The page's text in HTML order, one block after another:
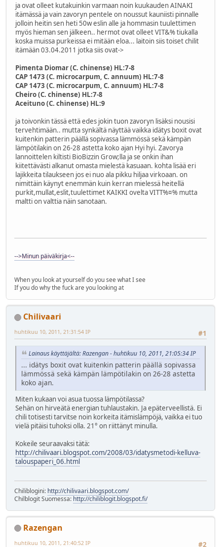
ja ovat olleet kutakuinkin varmaan noin kuukauden AINAKI
itämässä ja vain zavoryn pentele on noussut kauniisti pinnalle
jolloin heitin sen heti 50w eslin alle ja hommasin tuulettimen
myös hieman sen jälkeen.. hermot ovat olleet VIT&% tiukalla
koska muissa purkeissa ei mitään eloa... laitoin siis toiset chilit
itämään 03.04.2011 jotka siis ovat->
Pimenta Diomar (C. chinense) HL:7-8
CAP 1473 (C. microcarpum, C. annuum) HL:7-8
CAP 1473 (C. microcarpum, C. annuum) HL:7-8
Cheiro (C. chinense) HL:7-8
Aceituno (C. chinense) HL:9
ja toivonkin tässä että edes jokin tuon zavoryn lisäksi nousisi
tervehtimään.. mutta synkältä näyttää vaikka idätys boxit ovat
kuitenkin patterin päällä sopivassa lämmössä sekä kämpän
lämpötilakin on 26-28 astetta koko ajan Hyi hyi. Zavorya
lannoittelen kiltisti BioBizzin Grow;lla ja se onkin ihan
kiitettävästi alkanut omasta mielestä kasuaan. kohta lisää eri
lajikkeita tilaukseen jos ei nuo ala pikku hiljaa virkoaan. on
nimittäin käynyt enemmän kuin kerran mielessä heitellä
purkit,mullat,eslit,tuulettimet KAIKKI ovelta VITT%¤% mutta
maltti on valttia näin sanotaan.
-->Minun päiväkirja<--
When you look at yourself do you see what I see
If you do why the fuck are you looking at
Chilivaari
#1
huhtikuu 10, 2011, 21:31:54 IP
Lainaus käyttäjältä: Razengan - huhtikuu 10, 2011, 21:05:34 IP
... idätys boxit ovat kuitenkin patterin päällä sopivassa
lämmössä sekä kämpän lämpötilakin on 26-28 astetta
koko ajan.
Miten kukaan voi asua tuossa lämpötilassa?
Sehän on hirveätä energian tuhlaustakin. Ja epäterveellistä. Ei
chili totisesti tarvitse noin korkeita itämislämpöjä, vaikka ei tuo
vielä pitäisi tuhoksi olla. 21° on riittänyt minulla.
Kokeile seuraavaksi tätä:
http://chilivaari.blogspot.com/2008/03/idatysmetodi-kelluva-
talouspaperi_06.html
Chiliblogini: http://chilivaari.blogspot.com/
Chilblogit Suomessa: http://chiliblogit.blogspot.fi/
Razengan
#2
huhtikuu 10, 2011, 21:40:52 IP